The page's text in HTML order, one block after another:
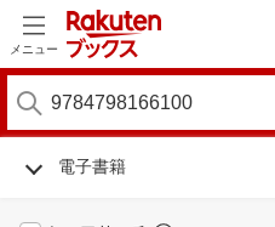
メニュー
電子書籍